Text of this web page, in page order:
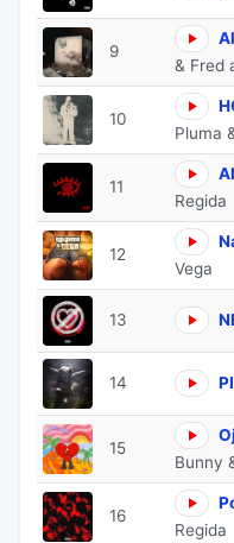
9
& Fred
10
Pluma
11
Regida
12
Vega
13
14
15
Bunny
16
Regida